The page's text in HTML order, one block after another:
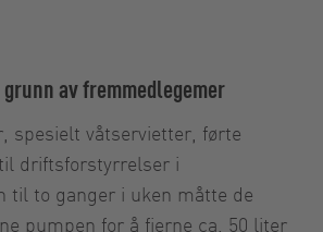
av fremmedlegemer
spesielt våtservietter, førte
driftsforstyrrelser i
til to ganger i uken måtte de
pumpen for å fjerne ca. 50 liter